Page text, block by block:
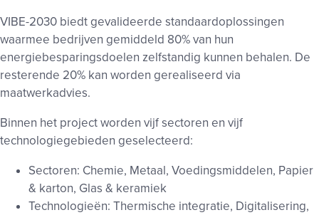
VIBE-2030 biedt gevalideerde standaardoplossingen
waarmee bedrijven gemiddeld 80% van hun
energiebesparingsdoelen zelfstandig kunnen behalen. De
resterende 20% kan worden gerealiseerd via
maatwerkadvies.
Binnen het project worden vijf sectoren en vijf
technologiegebieden geselecteerd:
Sectoren: Chemie, Metaal, Voedingsmiddelen, Papier
& karton, Glas & keramiek
Technologieën: Thermische integratie, Digitalisering,